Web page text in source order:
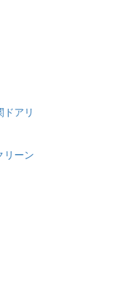
アリ
リーン